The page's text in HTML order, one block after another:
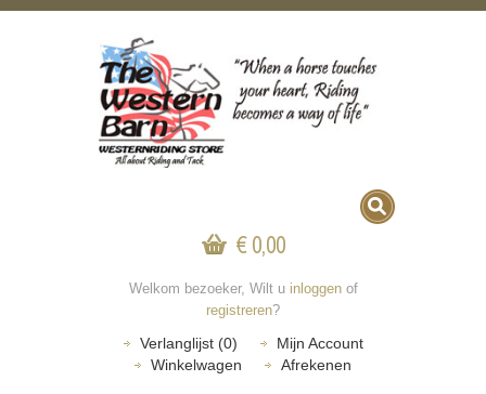
€ 0,00
Welkom bezoeker, Wilt u inloggenof
registreren?
Verlanglijst (0)
Mijn Account
Winkelwagen
Afrekenen